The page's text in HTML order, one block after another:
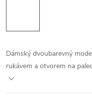
Dámský dvoubarevný
rukávem a otvorem na